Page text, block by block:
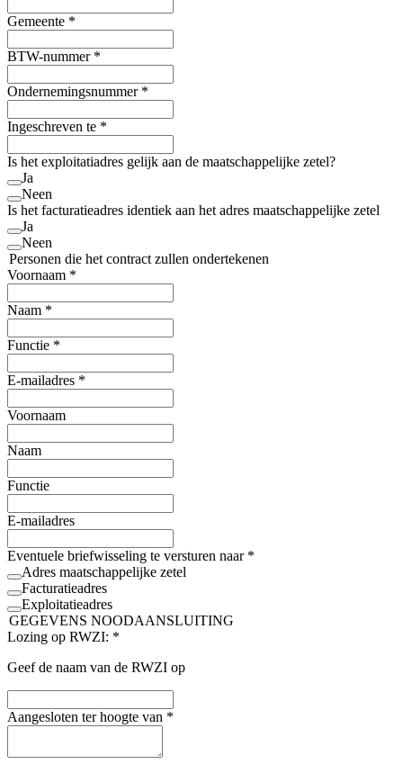
Gemeente *
BTW-nummer *
Ondernemingsnummer *
Ingeschreven te *
Is het exploitatiadres gelijk aan de maatschappelijke zetel?
Ja
Neen
Is het facturatieadres identiek aan het adres maatschappelijke zetel
Ja
Neen
Personen die het contract zullen ondertekenen
Voornaam *
Naam *
Functie *
E-mailadres *
Voornaam
Naam
Functie
E-mailadres
Eventuele briefwisseling te versturen naar *
Adres maatschappelijke zetel
Facturatieadres
Exploitatieadres
GEGEVENS NOODAANSLUITING
Lozing op RWZI: *
Geef de naam van de RWZI op
Aangesloten ter hoogte van *